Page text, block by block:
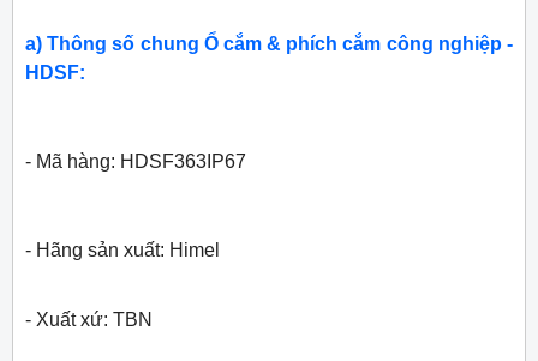
a) Thông số chung Ổ cắm & phích cắm công nghiệp -
HDSF:
- Mã hàng: HDSF363IP67
- Hãng sản xuất: Himel
- Xuất xứ: TBN